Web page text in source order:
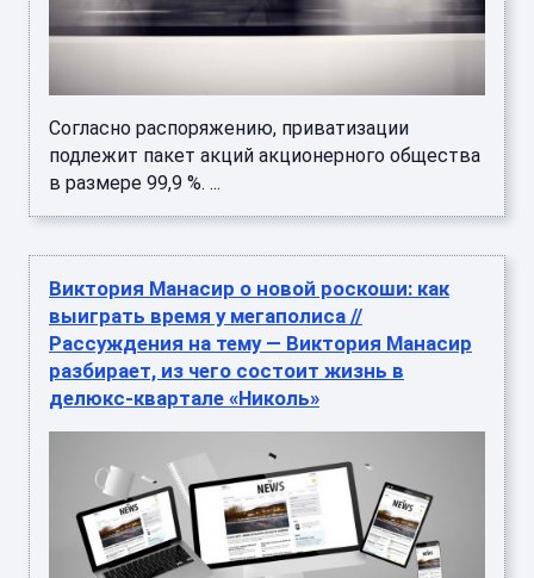
Согласно распоряжению, приватизации
подлежит пакет акций акционерного общества
в размере 99,9 %. ...
Виктория Манасир о новой роскоши: как
выиграть время у мегаполиса //
Рассуждения на тему — Виктория Манасир
разбирает, из чего состоит жизнь в
делюкс-квартале «Николь»